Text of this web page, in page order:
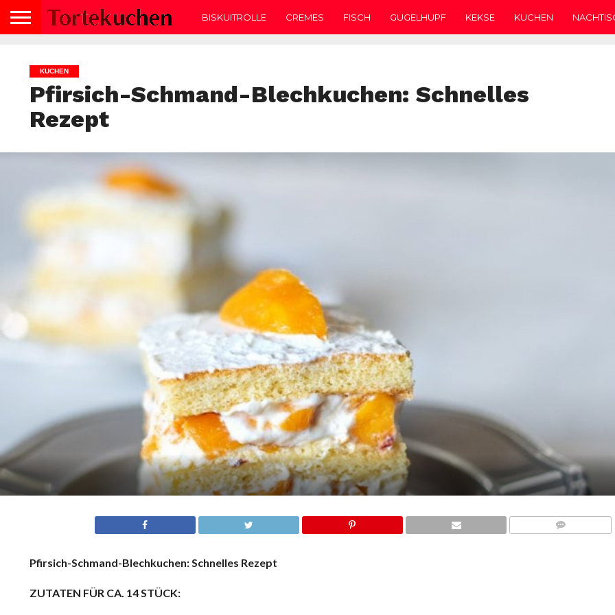
BISKUITROLLE CREMES FISCH GUGELHUPF KEKSE KUCHEN
KUCHEN
Pfirsich-Schmand-Blechkuchen: Schnelles
Rezept
Pfirsich-Schmand-Blechkuchen: Schnelles Rezept
ZUTATEN FÜR CA. 14 STÜCK: